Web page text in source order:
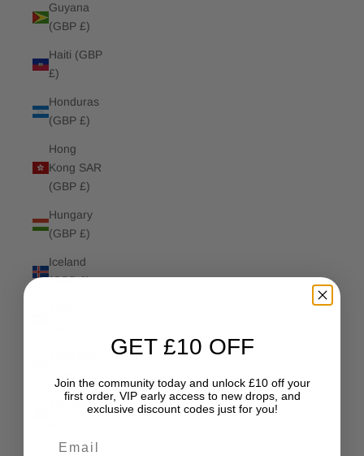
Guyana
(GBP £)
Haiti (GBP
£)
Honduras
(GBP £)
Hong
Kong SAR
(GBP £)
Hungary
(GBP £)
Iceland
(GBP £)
Iraq (GBP
Ireland
GET £10 OFF
Join the community today and unlock £10 off your
first order, VIP early access to new drops, and
exclusive discount codes just for you!